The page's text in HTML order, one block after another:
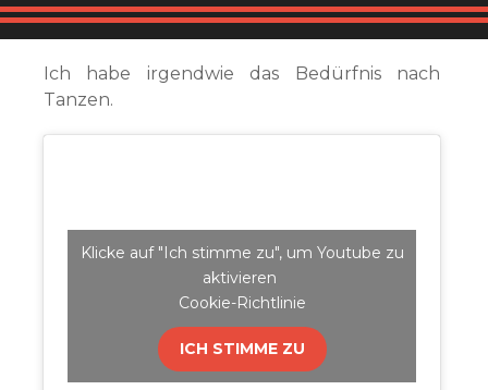
Ich habe irgendwie das Bedürfnis nach
Tanzen.
Klicke auf "Ich stimme zu", um Youtube zu
aktivieren
Cookie-Richtlinie
ICH STIMME ZU